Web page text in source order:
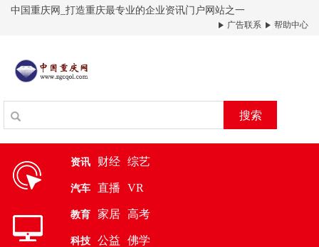
中国重庆网_打造重庆最专业的企业资讯门户网站之一
广告联系 帮助中心
搜索
资讯 财经 综艺
汽车 直播 VR
教育 家居 高考
科技 公益 佛学